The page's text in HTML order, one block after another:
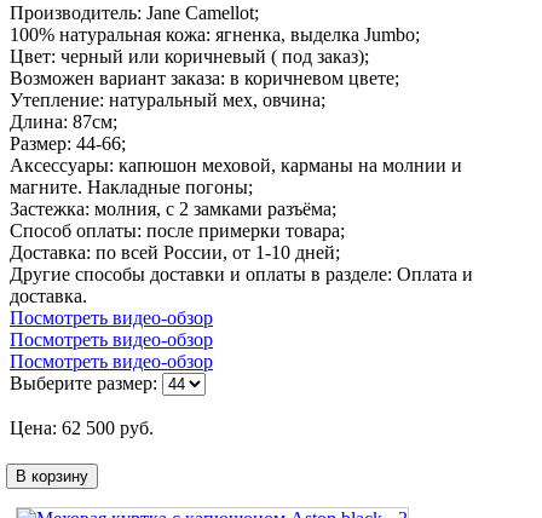
Производитель: Jane Camellot;
100% натуральная кожа: ягненка, выделка Jumbo;
Цвет: черный или коричневый ( под заказ);
Возможен вариант заказа: в коричневом цвете;
Утепление: натуральный мех, овчина;
Длина: 87см;
Размер: 44-66;
Аксессуары: капюшон меховой, карманы на молнии и
магните. Накладные погоны;
Застежка: молния, с 2 замками разъёма;
Способ оплаты: после примерки товара;
Доставка: по всей России, от 1-10 дней;
Другие способы доставки и оплаты в разделе: Оплата и
доставка.
Посмотреть видео-обзор
Посмотреть видео-обзор
Посмотреть видео-обзор
Выберите размер:
Цена: 62 500 руб.
В корзину